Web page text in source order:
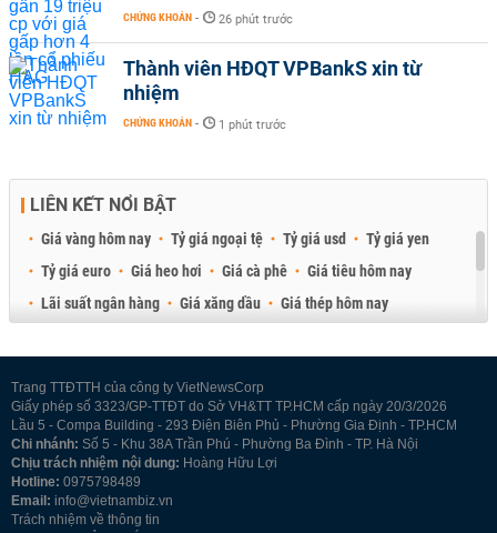
CHỨNG KHOÁN - 26 phút trước
Thành viên HĐQT VPBankS xin từ
nhiệm
CHỨNG KHOÁN - 1 phút trước
LIÊN KẾT NỔI BẬT
Giá vàng hôm nay Tỷ giá ngoại tệ Tỷ giá usd
Tỷ giá yen
Tỷ giá euro
Giá heo hơi Giá cà phê
Giá tiêu hôm nay
Lãi suất ngân hàng
Giá xăng dầu
Giá thép hôm nay
Trang TTĐTTH của công ty VietNewsCorp
Giấy phép số 3323/GP-TTĐT do Sở VH&TT TP.HCM cấp ngày 20/3/2026
Lầu 5 - Compa Building - 293 Điện Biên Phủ - Phường Gia Định - TP.HCM
Chi nhánh: Số 5 - Khu 38A Trần Phú - Phường Ba Đình - TP. Hà Nội
Chịu trách nhiệm nội dung: Hoàng Hữu Lợi
Hotline: 0975798489
Email: info@vietnambiz.vn
Trách nhiệm về thông tin